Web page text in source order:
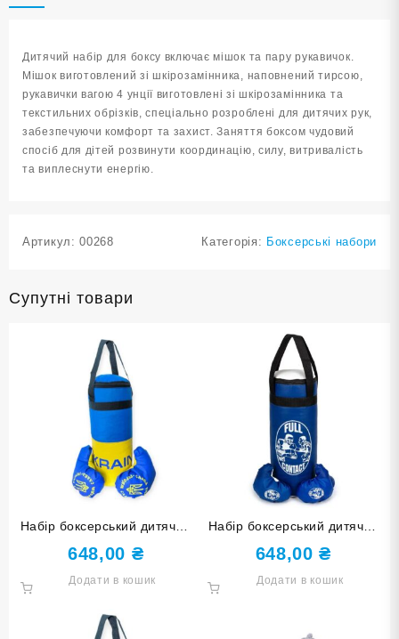
зелений
Дитячий набір для боксу включає мішок та пару рукавичок.
Мішок виготовлений зі шкірозамінника, наповнений тирсою,
рукавички вагою 4 унції виготовлені зі шкірозамінника та
текстильних обрізків, спеціально розроблені для дитячих рук,
забезпечуючи комфорт та захист. Заняття боксом чудовий
спосіб для дітей розвинути координацію, силу, витривалість
та виплеснути енергію.
Артикул:00268 Категорія: Боксерські набори
Супутні товари
Набір боксерський дитячий
Champion Ukraine середній
648,00 ₴
Додати в кошик
Набір боксерський дитячий
Full Contact синій середній
648,00₴
Додати в кошик